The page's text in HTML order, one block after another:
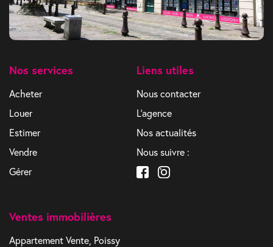
Nos services
Acheter
Louer
Estimer
Vendre
Gérer
Liens utiles
Nous contacter
L'agence
Nos actualités
Nous suivre :
Ventes immobilières
Appartement Vente, Poissy